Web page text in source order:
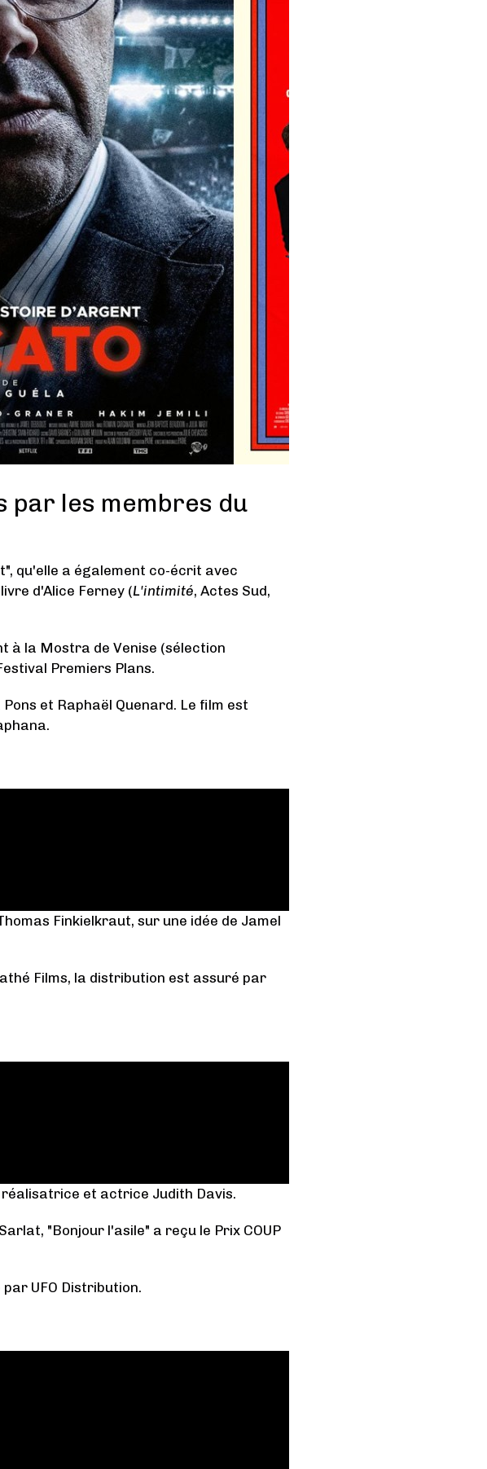
les membres du
qu'elle a également co-écrit avec
d'Alice Ferney (L'intimité, Actes Sud,
à la Mostra de Venise (sélection
Premiers Plans.
et Raphaël Quenard. Le film est
Finkielkraut, sur une idée de Jamel
Films, la distribution est assuré par
et actrice Judith Davis.
"Bonjour l'asile" a reçu le Prix COUP
UFO Distribution.